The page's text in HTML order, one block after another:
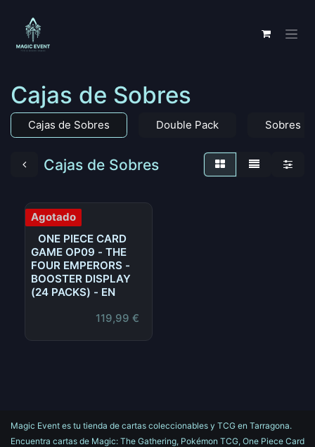
Cajas de Sobres
Cajas de Sobres Double Pack Sobres
Cajas de Sobres
Agotado
ONE PIECE CARD
GAME OP09 - THE
FOUR EMPERORS -
BOOSTER DISPLAY
(24 PACKS) - EN
119,99 €
Magic Event es tu tienda de cartas coleccionables y TCG en Tarragona.
Encuentra cartas de Magic: The Gathering, Pokémon TCG, One Piece Card